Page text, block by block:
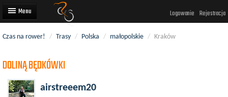
Logowanie Rejestracja
Trasy rowerowe
Wyścigi rowerowe
Czas na rower! / Trasy / Polska / małopolskie / Kraków
DOLINĄ BĘDKÓWKI
airstreeem20